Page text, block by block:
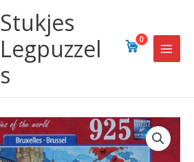
Stukjes
Legpuzzel
s
0